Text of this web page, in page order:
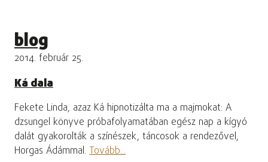
blog
2014. február 25.
Ká dala
Fekete Linda, azaz Ká hipnotizálta ma a majmokat: A
dzsungel könyve próbafolyamatában egész nap a kígyó
dalát gyakorolták a színészek, táncosok a rendezővel,
Horgas Ádámmal. Tovább...